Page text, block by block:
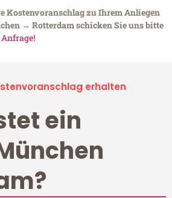
Kostenvoranschlag zu Ihrem Anliegen
→ Rotterdam schicken Sie uns bitte
erhalten
ein